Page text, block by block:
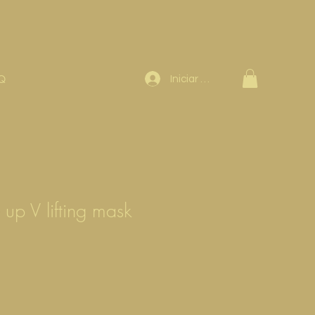
Iniciar sesión
V lifting mask